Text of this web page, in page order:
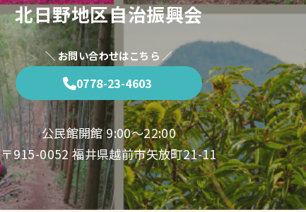
北日野地区自治振興会
＼ お問い合わせはこちら ／
0778-23-4603
公民館開館 9:00〜22:00
〒915-0052 福井県越前市矢放町21-11